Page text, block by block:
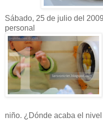
Sábado, 25 de julio del
personal
niño. ¿Dónde acaba el